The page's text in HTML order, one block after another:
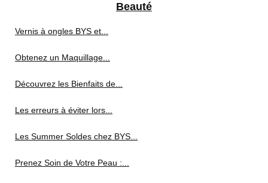
Beauté
Vernis à ongles BYS et...
Obtenez un Maquillage...
Découvrez les Bienfaits de...
Les erreurs à éviter lors...
Les Summer Soldes chez BYS...
Prenez Soin de Votre Peau :...